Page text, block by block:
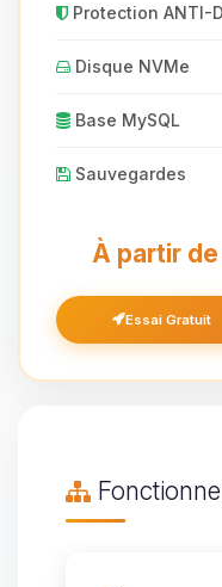
Protection ANTI-
Disque NVMe
Base MySQL
Sauvegardes
À partir
Essai Gratuit